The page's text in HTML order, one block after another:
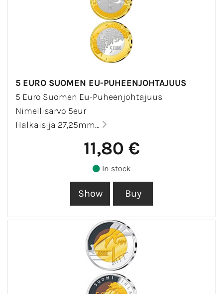
5 EURO SUOMEN EU-PUHEENJOHTAJUUS
5 Euro Suomen Eu-Puheenjohtajuus
Nimellisarvo 5eur
Halkaisija 27,25mm...
11,80 €
In stock